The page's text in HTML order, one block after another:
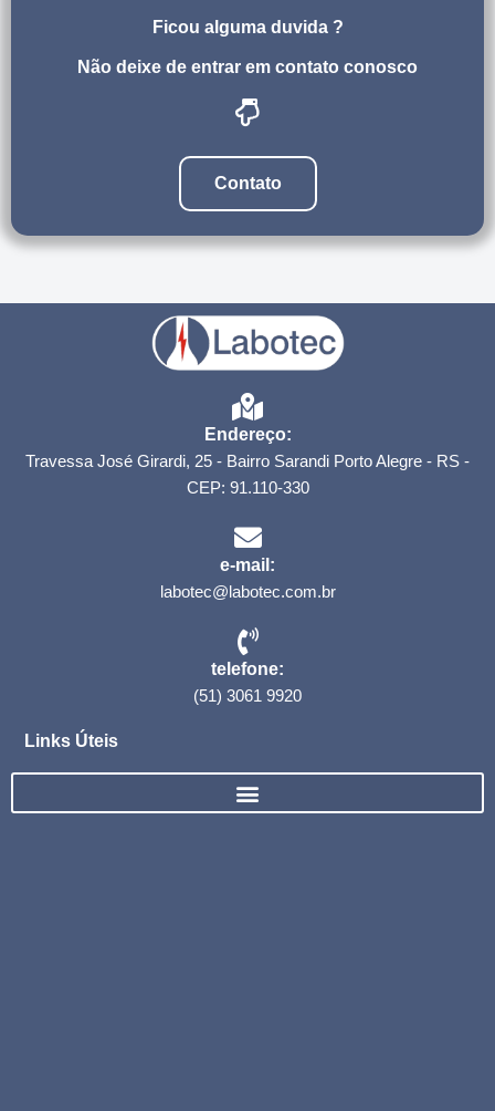
Ficou alguma duvida ?
Não deixe de entrar em contato conosco
Contato
Endereço:
Travessa José Girardi, 25 - Bairro Sarandi Porto Alegre - RS -
CEP: 91.110-330
e-mail:
labotec@labotec.com.br
telefone:
(51) 3061 9920
Links Úteis